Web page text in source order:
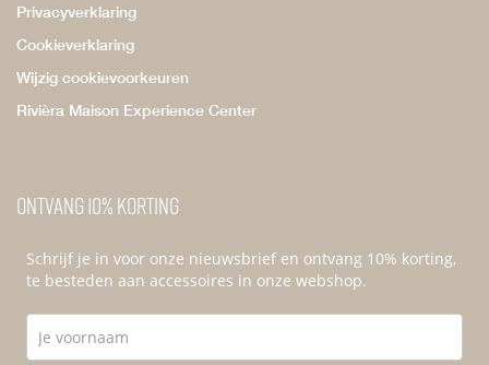
Privacyverklaring
Cookieverklaring
Wijzig cookievoorkeuren
Rivièra Maison Experience Center
Ontvang 10% korting
Schrijf je in voor onze nieuwsbrief en ontvang 10% korting,
te besteden aan accessoires in onze webshop.